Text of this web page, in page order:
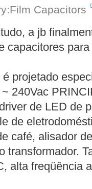
Capacitors
a jb
capacitores
projetado
240Vac
de LED de
de
café, alisador
transformador.
alta freqüência